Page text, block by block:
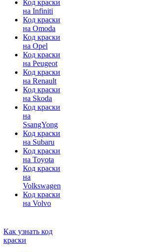
Код краски
на Infiniti
Код краски
на Omoda
Код краски
на Opel
Код краски
на Peugeot
Код краски
на Renault
Код краски
на Skoda
Код краски
на
SsangYong
Код краски
на Subaru
Код краски
на Toyota
Код краски
на
Volkswagen
Код краски
на Volvo
Как узнать код
краски